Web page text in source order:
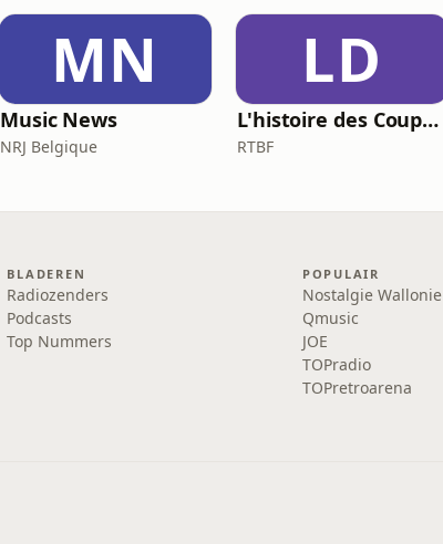
MN
Music News
NRJ Belgique
LD
L'histoire des Coupes du Monde, la géopolitique du ballon rond
RTBF
BLADEREN
Radiozenders
Podcasts
Top Nummers
POPULAIR
Nostalgie Wallonie
Qmusic
JOE
TOPradio
TOPretroarena